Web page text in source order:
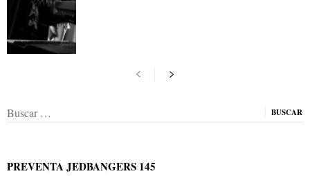
Buscar:
PREVENTA JEDBANGERS 145